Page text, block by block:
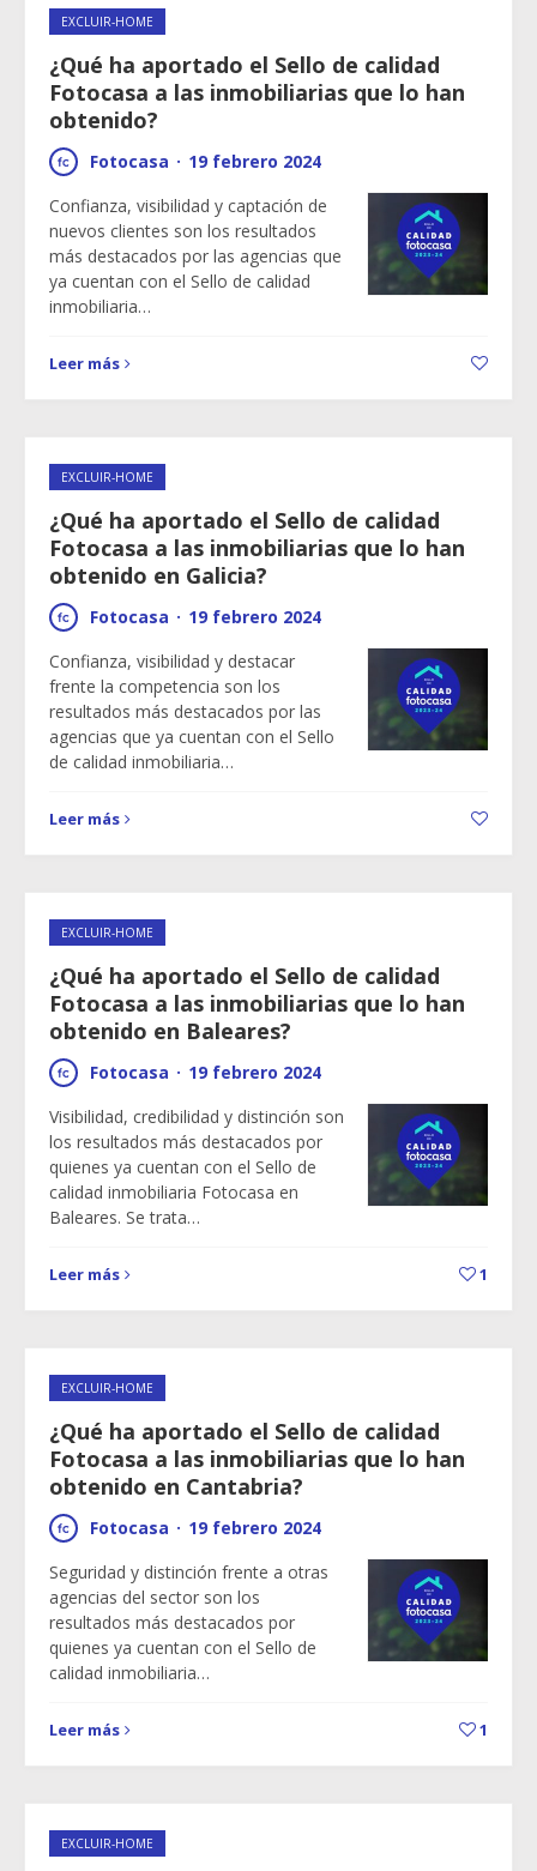
EXCLUIR-HOME
¿Qué ha aportado el Sello de calidad
Fotocasa a las inmobiliarias que lo han
obtenido?
Fotocasa · 19 febrero 2024
Confianza, visibilidad y captación de
nuevos clientes son los resultados
más destacados por las agencias que
ya cuentan con el Sello de calidad
inmobiliaria…
Leer más
EXCLUIR-HOME
¿Qué ha aportado el Sello de calidad
Fotocasa a las inmobiliarias que lo han
obtenido en Galicia?
Fotocasa · 19 febrero 2024
Confianza, visibilidad y destacar
frente la competencia son los
resultados más destacados por las
agencias que ya cuentan con el Sello
de calidad inmobiliaria…
Leer más
EXCLUIR-HOME
¿Qué ha aportado el Sello de calidad
Fotocasa a las inmobiliarias que lo han
obtenido en Baleares?
Fotocasa · 19 febrero 2024
Visibilidad, credibilidad y distinción son
los resultados más destacados por
quienes ya cuentan con el Sello de
calidad inmobiliaria Fotocasa en
Baleares. Se trata…
Leer más 1
EXCLUIR-HOME
¿Qué ha aportado el Sello de calidad
Fotocasa a las inmobiliarias que lo han
obtenido en Cantabria?
Fotocasa · 19 febrero 2024
Seguridad y distinción frente a otras
agencias del sector son los
resultados más destacados por
quienes ya cuentan con el Sello de
calidad inmobiliaria…
Leer más 1
EXCLUIR-HOME